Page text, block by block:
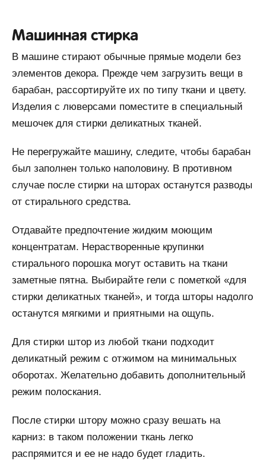
Машинная стирка
В машине стирают обычные прямые модели без
элементов декора. Прежде чем загрузить вещи в
барабан, рассортируйте их по типу ткани и цвету.
Изделия с люверсами поместите в специальный
мешочек для стирки деликатных тканей.
Не перегружайте машину, следите, чтобы барабан
был заполнен только наполовину. В противном
случае после стирки на шторах останутся разводы
от стирального средства.
Отдавайте предпочтение жидким моющим
концентратам. Нерастворенные крупинки
стирального порошка могут оставить на ткани
заметные пятна. Выбирайте гели с пометкой «для
стирки деликатных тканей», и тогда шторы надолго
останутся мягкими и приятными на ощупь.
Для стирки штор из любой ткани подходит
деликатный режим с отжимом на минимальных
оборотах. Желательно добавить дополнительный
режим полоскания.
После стирки штору можно сразу вешать на
карниз: в таком положении ткань легко
распрямится и ее не надо будет гладить.